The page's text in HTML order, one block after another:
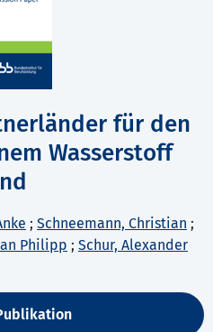
für den
Wasserstoff
; Schneemann, Christian ;
Philipp ; Schur, Alexander